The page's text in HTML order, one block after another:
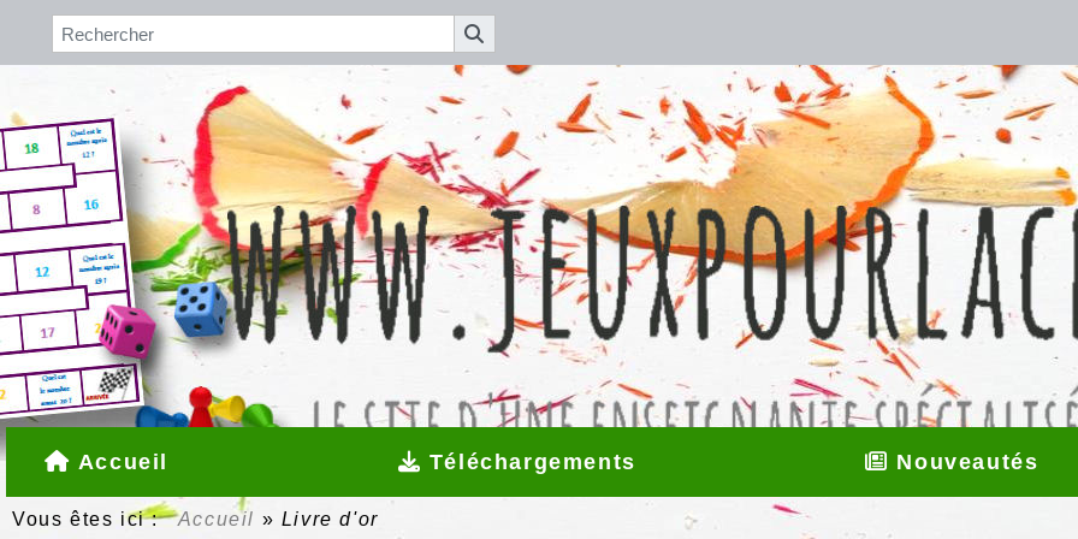
Accueil Téléchargements Nouveautés
Vous êtes ici :Accueil » Livre d'or